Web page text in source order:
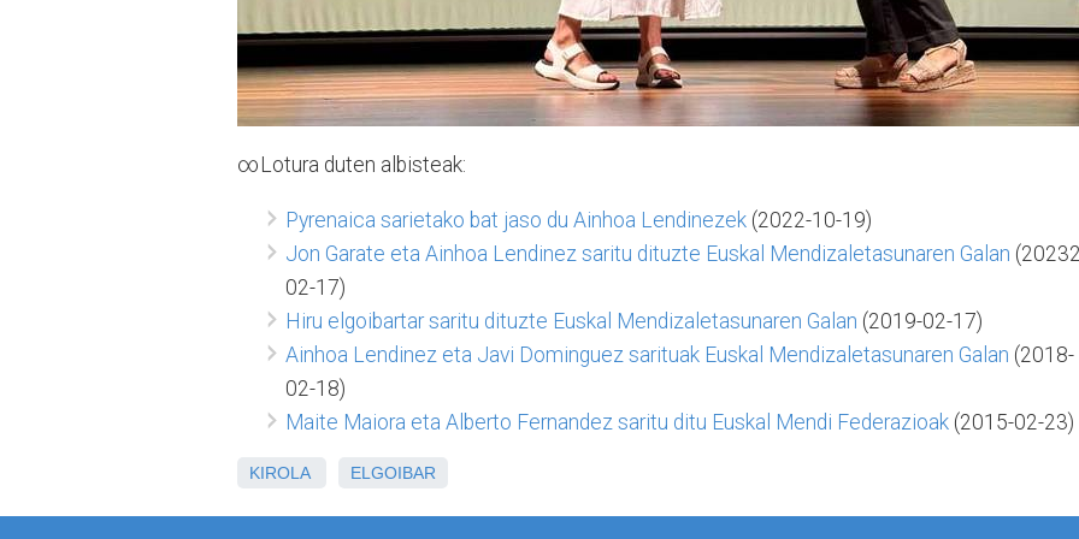
∞Lotura duten albisteak:
Pyrenaica sarietako bat jaso du Ainhoa Lendinezek (2022-10-19)
Jon Garate eta Ainhoa Lendinez saritu dituzte Euskal Mendizaletasunaren Galan
02-17)
Hiru elgoibartar saritu dituzte Euskal Mendizaletasunaren Galan (2019-02-17)
Ainhoa Lendinez eta Javi Dominguez sarituak Euskal Mendizaletasunaren Galan (2018-
02-18)
Maite Maiora eta Alberto Fernandez saritu ditu Euskal Mendi Federazioak (2015-02-23)
KIROLA ELGOIBAR